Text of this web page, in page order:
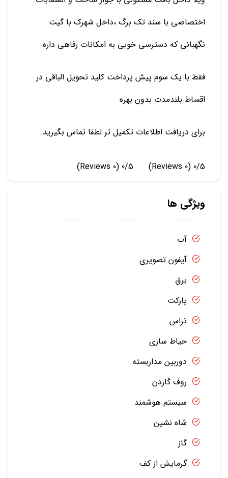
اختصاصی با سند تک برگ ،داخل شهرک با گیت
نگهبانی که دسترسی خوبی به امکانات رفاهی داره
فقط با یک سوم پیش پرداخت کلید تحویل الباقی در
اقساط بلندمدت بدون بهره
برای دریافت اطلاعات تکمیل تر لطفا تماس بگیرید.
0/5
(0 Reviews)
0/5
(0 Reviews)
ویژگی ها
آب
آیفون تصویری
برق
پارکت
تراس
حیاط سازی
دوربین مداربسته
روف گاردن
سیستم هوشمند
شاه نشین
گاز
گرمایش از کف